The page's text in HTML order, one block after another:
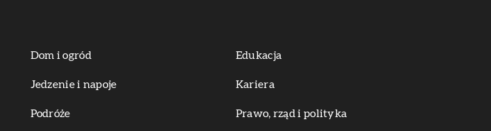
Dom i ogród Edukacja
Jedzenie i napoje Kariera
Podróże Prawo, rząd i polityka